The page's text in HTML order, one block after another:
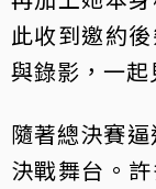
此收到邀約
與錄影，一起
隨著總決賽
決戰舞台。